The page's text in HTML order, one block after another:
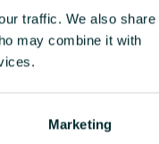
traffic. We also share
may combine it with
Marketing